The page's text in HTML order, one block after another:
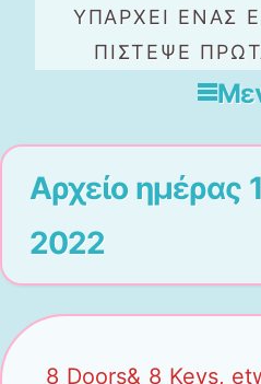
ΥΠΆΡΧΕΙ ΈΝΑΣ
ΠΊΣΤΕΨΕ
Αρχείο ημέρας
2022
8 Doors& 8 Keys,